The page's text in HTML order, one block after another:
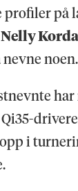
profiler på
Korda
noen.
i